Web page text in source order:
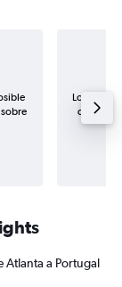
Los
de
Atlanta a Portugal